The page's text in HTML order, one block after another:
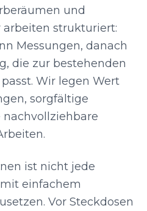
und
strukturiert:
Messungen, danach
die zur bestehenden
Wir legen Wert
sorgfältige
ist nicht jede
einfachem
Vor Steckdosen